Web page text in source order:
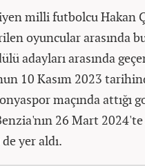
milli futbolcu Hakan
oyuncular arasında
adayları arasında
10 Kasım 2023
maçında attığı
26 Mart
yer aldı.